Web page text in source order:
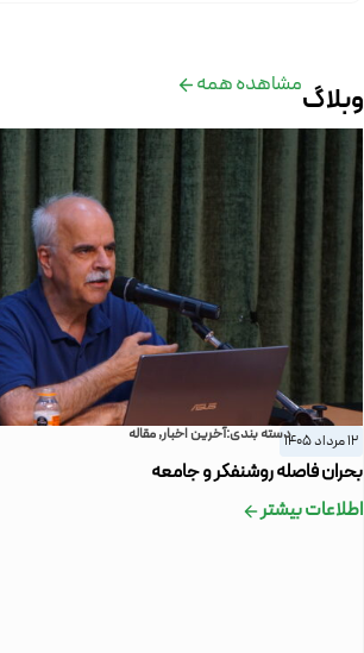
وبلاگمشاهده همه
12 مرداد 1405 دسته بندی:آخرین اخبار,مقاله
بحران فاصله روشنفکر و جامعه
اطلاعات بیشتر